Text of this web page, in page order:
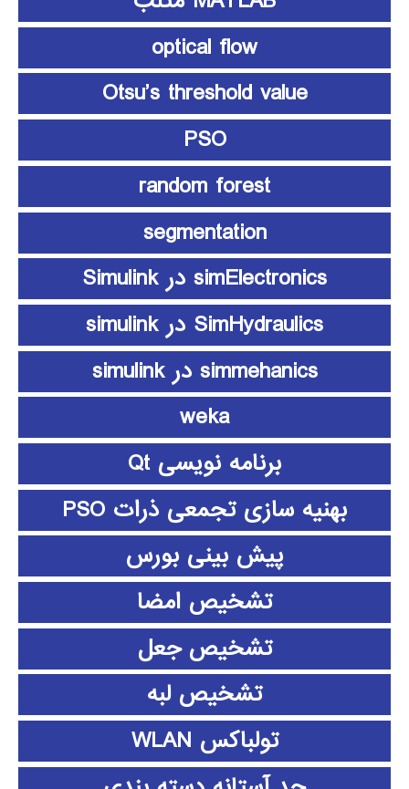
optical flow
Otsu’s threshold value
PSO
random forest
segmentation
simElectronics در Simulink
SimHydraulics در simulink
simmehanics در simulink
weka
برنامه نویسی Qt
بهنیه سازی تجمعی ذرات PSO
پیش بینی بورس
تشخیص امضا
تشخیص جعل
تشخیص لبه
تولباکس WLAN